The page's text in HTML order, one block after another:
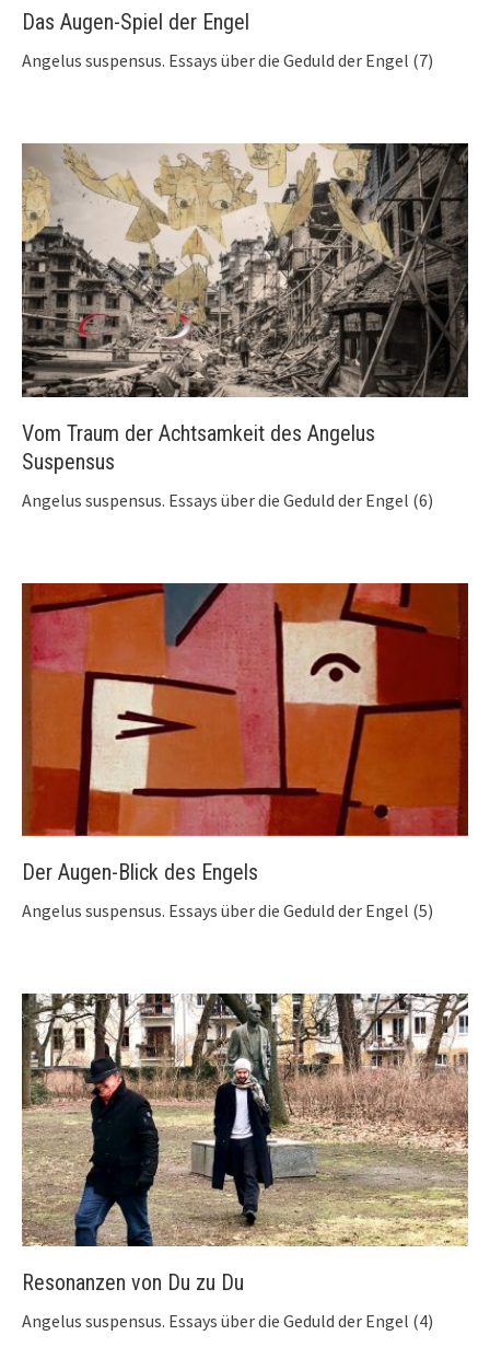
Das Augen-Spiel der Engel
Angelus suspensus. Essays über die Geduld der Engel (7)
Vom Traum der Achtsamkeit des Angelus
Suspensus
Angelus suspensus. Essays über die Geduld der Engel (6)
Der Augen-Blick des Engels
Angelus suspensus. Essays über die Geduld der Engel (5)
Resonanzen von Du zu Du
Angelus suspensus. Essays über die Geduld der Engel (4)